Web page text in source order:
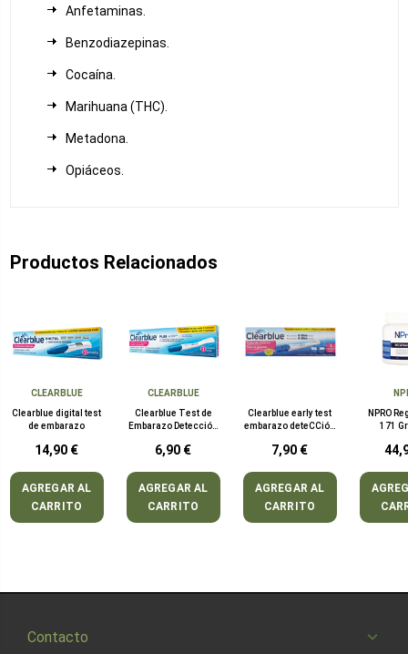
Anfetaminas.
Benzodiazepinas.
Cocaína.
Marihuana (THC).
Metadona.
Opiáceos.
Productos Relacionados
CLEARBLUE
Clearblue digital test
de embarazo
14,90 €
AGREGAR AL
CARRITO
CLEARBLUE
Clearblue Test de
Embarazo Detección
6,90 €
AGREGAR AL
CARRITO
Clearblue early test
embarazo deteCCión
7,90 €
AGREGAR AL
CARRITO
NPRO
171
Contacto